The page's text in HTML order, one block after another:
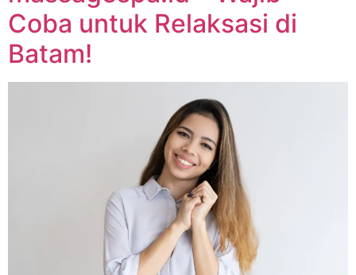
Coba untuk Relaksasi di
Batam!